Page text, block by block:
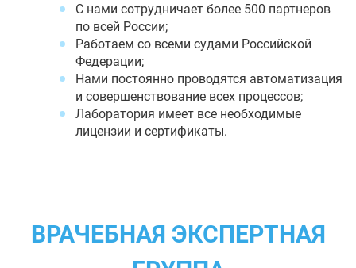
С нами сотрудничает более 500 партнеров
по всей России;
Работаем со всеми судами Российской
Федерации;
Нами постоянно проводятся автоматизация
и совершенствование всех процессов;
Лаборатория имеет все необходимые
лицензии и сертификаты.
ВРАЧЕБНАЯ ЭКСПЕРТНАЯ